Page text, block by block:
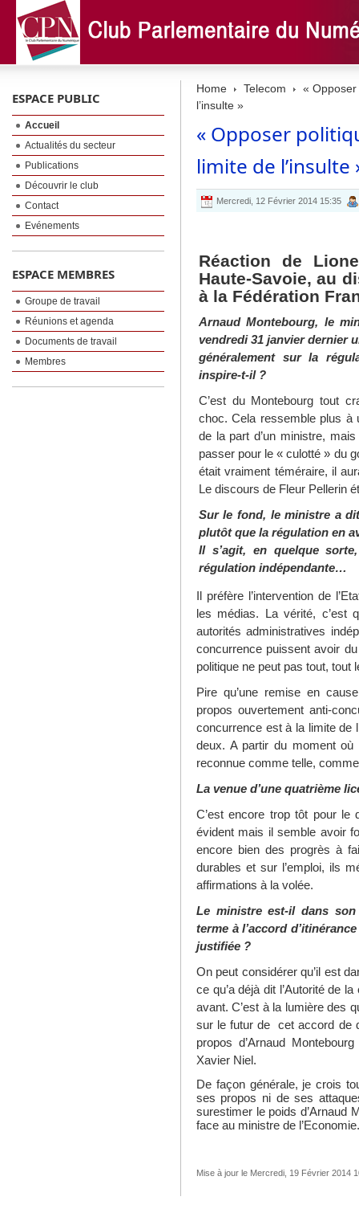
Home Telecom
«
l’insulte »
« Opposer
limite de l’insulte
Mercredi, 12 Février 2014 15:35
Réaction de
Haute-Savoie, au
à la Fédération
Arnaud Montebourg, le
vendredi 31 janvier dernier
généralement sur la
inspire-t-il ?
C’est du Montebourg tout
choc. Cela ressemble plus à
de la part d’un ministre,
passer pour le « culotté » du
était vraiment téméraire, il
Le discours de Fleur Pellerin
Sur le fond, le ministre a
plutôt que la régulation en
Il s’agit, en quelque
régulation indépendante…
Il préfère l’intervention de
les médias. La vérité, c’est
autorités administratives
concurrence puissent avoir
politique ne peut pas tout, tout
Pire qu’une remise en
propos ouvertement anti-
concurrence est à la limite de
deux. A partir du moment où
reconnue comme telle,
La venue d’une quatrième
C’est encore trop tôt pour le
évident mais il semble avoir
encore bien des progrès à
durables et sur l’emploi, ils
affirmations à la volée.
Le ministre est-il dans
terme à l’accord
justifiée ?
On peut considérer qu’il est
ce qu’a déjà dit l’Autorité de
avant. C’est à la lumière des
sur le futur de cet accord de
propos d’Arnaud
Xavier Niel.
De façon générale, je crois
ses propos ni de ses
surestimer le poids d’Arnaud
face au ministre de l’Economie.
Mise à jour le Mercredi, 19 Février 2014
ESPACE PUBLIC
Accueil
Actualités du secteur
Publications
Découvrir le club
Contact
Evénements
ESPACE MEMBRES
Groupe de travail
Réunions et agenda
Documents de travail
Membres